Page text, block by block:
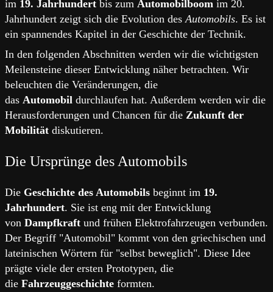
im 19. Jahrhundert bis zum Automobilboom im 20.
Jahrhundert zeigt sich die Evolution des Automobils. Es ist
ein spannendes Kapitel in der Geschichte der Technik.
In den folgenden Abschnitten werden wir die wichtigsten
Meilensteine dieser Entwicklung näher betrachten. Wir
beleuchten die Veränderungen, die
das Automobil durchlaufen hat. Außerdem werden wir die
Herausforderungen und Chancen für die Zukunft der
Mobilität diskutieren.
Die Ursprünge des Automobils
Die Geschichte des Automobils beginnt im 19.
Jahrhundert. Sie ist eng mit der Entwicklung
von Dampfkraft und frühen Elektrofahrzeugen verbunden.
Der Begriff "Automobil" kommt von den griechischen und
lateinischen Wörtern für "selbst beweglich". Diese Idee
prägte viele der ersten Prototypen, die
die Fahrzeuggeschichte formten.